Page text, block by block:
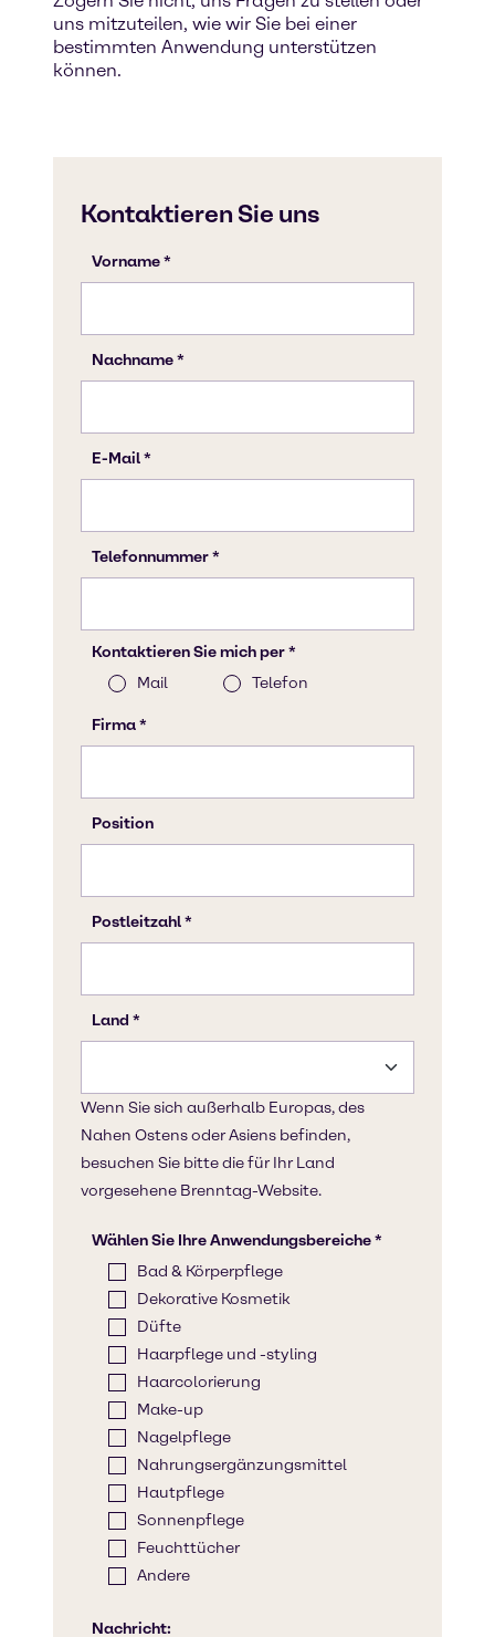
uns mitzuteilen, wie wir Sie bei einer
bestimmten Anwendung unterstützen
können.